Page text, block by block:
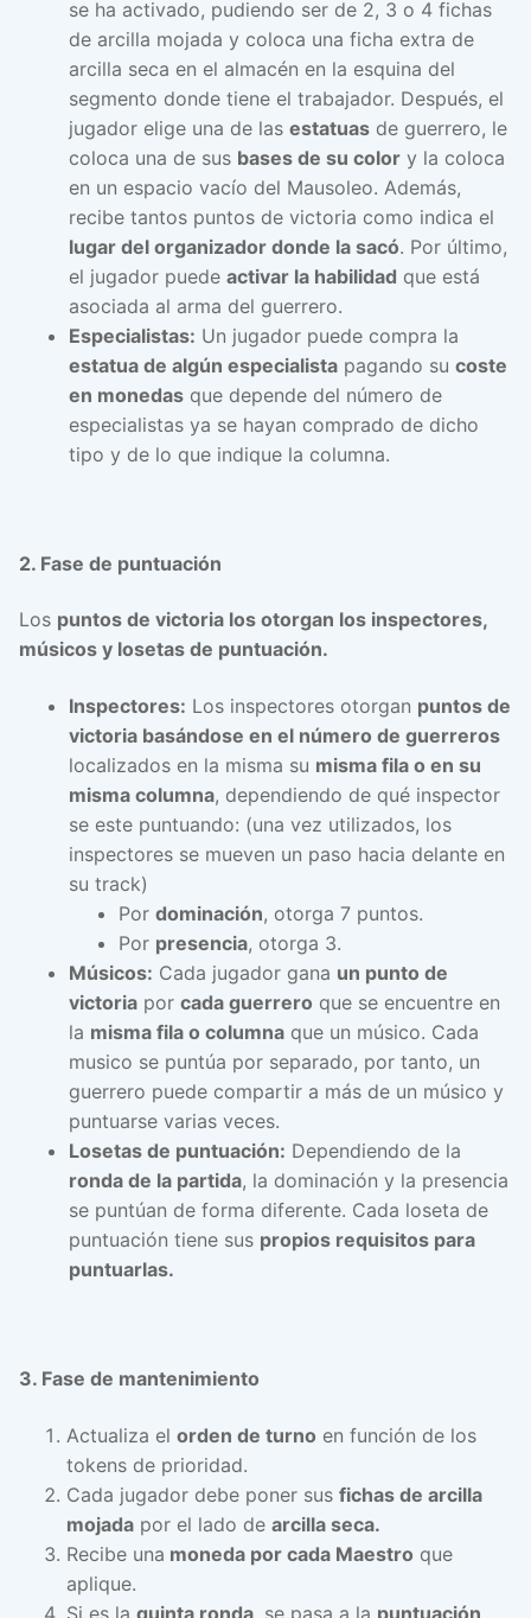
se ha activado, pudiendo ser de 2, 3 o 4 fichas
de arcilla mojada y coloca una ficha extra de
arcilla seca en el almacén en la esquina del
segmento donde tiene el trabajador. Después, el
jugador elige una de las estatuasde guerrero, le
coloca una de sus bases de su colory la coloca
en un espacio vacío del Mausoleo. Además,
recibe tantos puntos de victoria como indica el
lugar del organizador donde la sacó. Por último,
el jugador puede activar la habilidad que está
asociada al arma del guerrero.
Especialistas: Un jugador puede compra la
estatua de algún especialistapagando su coste
en monedasque depende del número de
especialistas ya se hayan comprado de dicho
tipo y de lo que indique la columna.
2. Fase de puntuación
Los puntos de victoria los otorgan los inspectores,
músicos y losetas de puntuación.
Inspectores: Los inspectores otorgan puntos de
victoria basándose en el número de guerreros
localizados en la misma su misma fila o en su
misma columna, dependiendo de qué inspector
se este puntuando: (una vez utilizados, los
inspectores se mueven un paso hacia delante en
su track)
Por dominación, otorga 7 puntos.
Por presencia, otorga 3.
Músicos: Cada jugador gana un punto de
victoriapor cada guerrero que se encuentre en
la misma fila o columnaque un músico. Cada
musico se puntúa por separado, por tanto, un
guerrero puede compartir a más de un músico y
puntuarse varias veces.
Losetas de puntuación: Dependiendo de la
ronda de la partida, la dominación y la presencia
se puntúan de forma diferente. Cada loseta de
puntuación tiene sus propios requisitos para
puntuarlas.
3. Fase de mantenimiento
Actualiza el orden de turno en función de los
tokens de prioridad.
Cada jugador debe poner sus fichas de arcilla
mojada por el lado de arcilla seca.
Recibe una moneda por cada Maestro que
aplique.
Si es la quinta ronda, se pasa a la puntuación